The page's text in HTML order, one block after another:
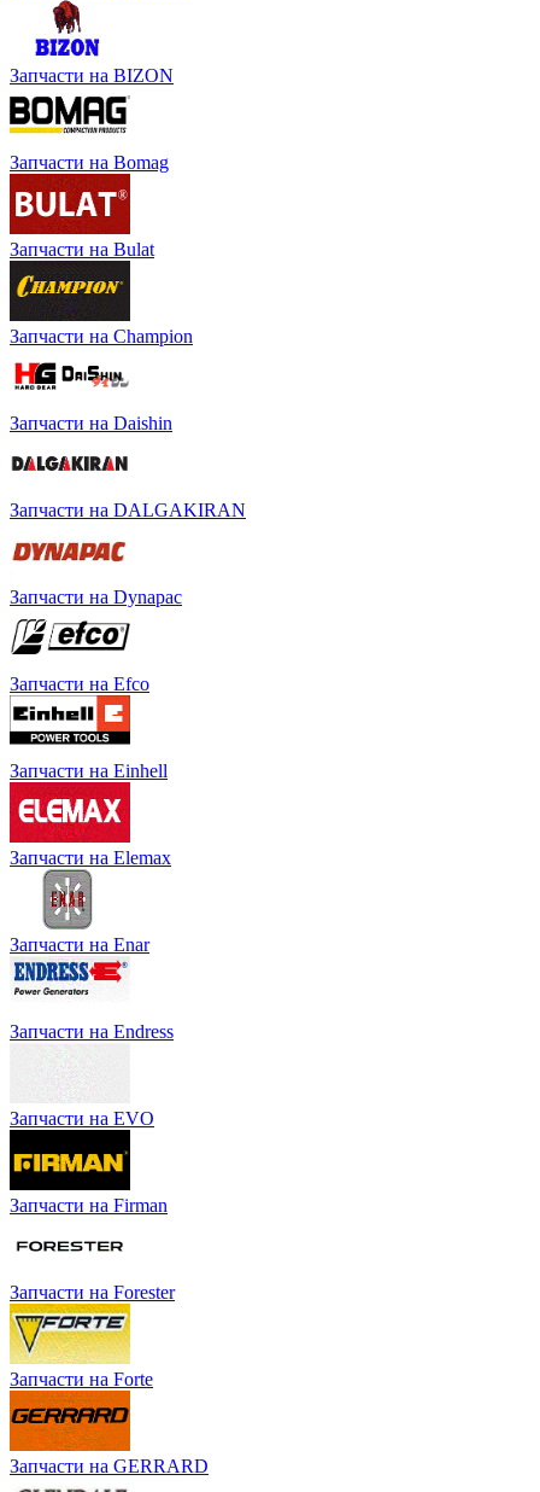
Запчасти на BIZON
Запчасти на Bomag
Запчасти на Bulat
Запчасти на Champion
Запчасти на Daishin
Запчасти на DALGAKIRAN
Запчасти на Dynapac
Запчасти на Efco
Запчасти на Einhell
Запчасти на Elemax
Запчасти на Enar
Запчасти на Endress
Запчасти на EVO
Запчасти на Firman
Запчасти на Forester
Запчасти на Forte
Запчасти на GERRARD